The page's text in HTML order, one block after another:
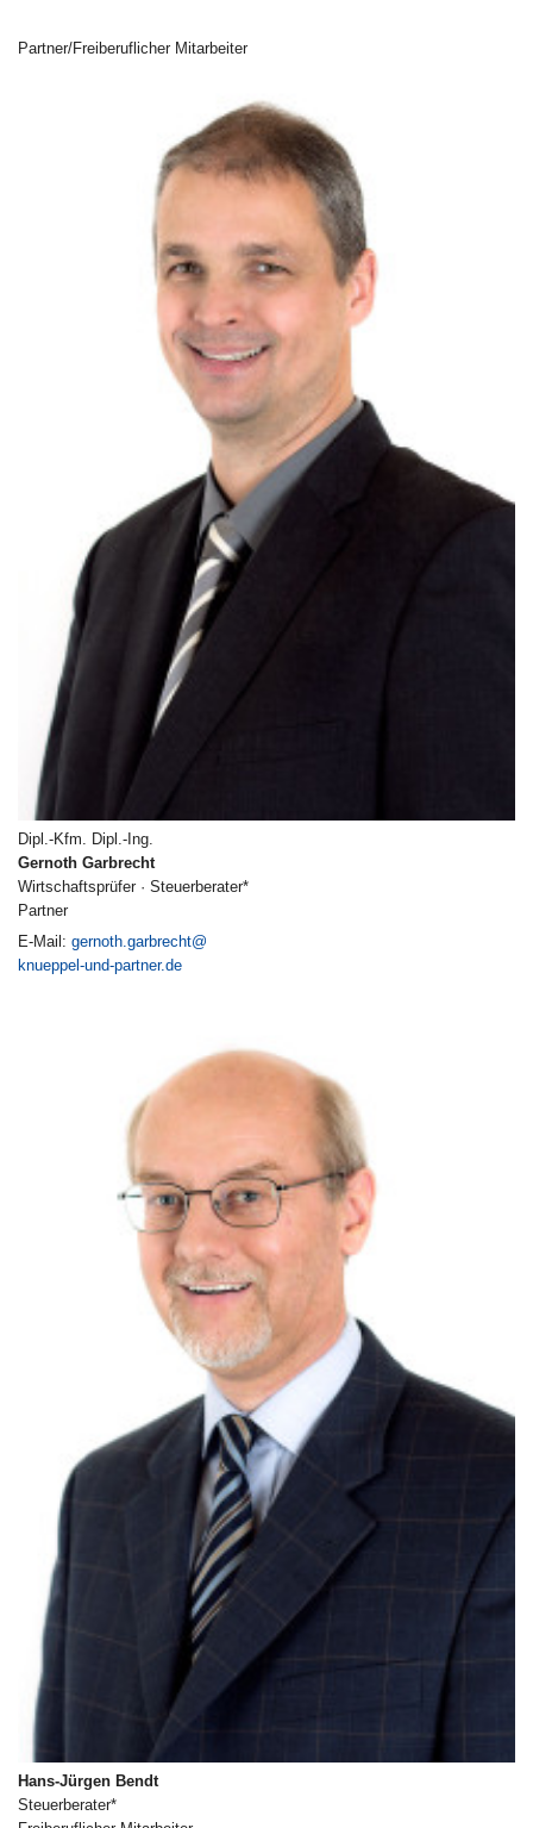
Partner/Freiberuflicher Mitarbeiter
Dipl.-Kfm. Dipl.-Ing.
Gernoth Garbrecht
Wirtschaftsprüfer · Steuerberater*
Partner
E-Mail: gernoth.garbrecht@
knueppel-und-partner.de
Hans-Jürgen Bendt
Steuerberater*